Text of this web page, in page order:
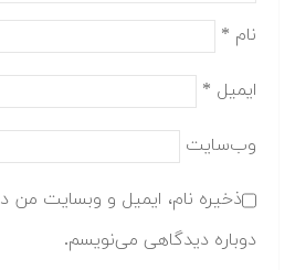
نام *
ایمیل *
وب‌سایت
ذخیره نام، ایمیل و وبسایت من
دوباره دیدگاهی می‌نویسم.